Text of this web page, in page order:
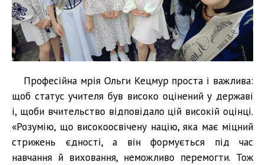
Професійна мрія Ольги Кецмур проста і важлива:
щоб статус учителя був високо оцінений у державі
і, щоби вчительство відповідало цій високій оцінці.
«Розумію, що високоосвічену націю, яка має міцний
стрижень єдності, а він формується під час
навчання й виховання, неможливо перемогти. Тож